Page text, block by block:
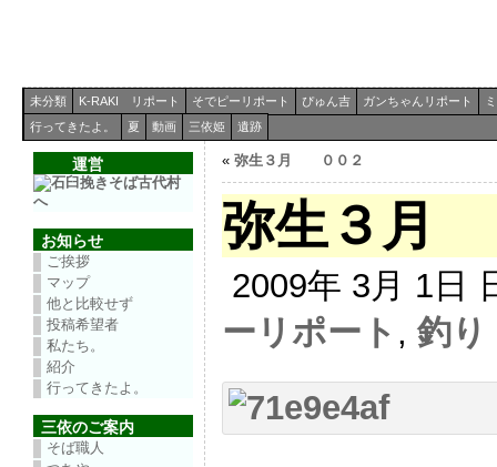
未分類 K-RAKI リポート そでピーリポート ぴゅん吉 ガンちゃんリポート
行ってきたよ。
夏 動画 三依姫 遺跡
運営
お知らせ
ご挨拶
マップ
他と比較せず
投稿希望者
私たち。
紹介
行ってきたよ。
三依のご案内
そば職人
« 弥生３月 ００２
弥生３月
2009年 3月 1日
ーリポート , 釣り